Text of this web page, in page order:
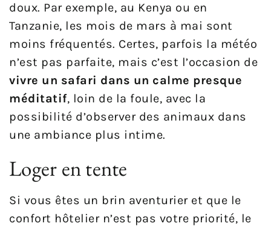
doux. Par exemple, au Kenya ou en
Tanzanie, les mois de mars à mai sont
moins fréquentés. Certes, parfois la météo
n’est pas parfaite, mais c’est l’occasion de
vivre un safari dans un calme presque
méditatif, loin de la foule, avec la
possibilité d’observer des animaux dans
une ambiance plus intime.
Loger en tente
Si vous êtes un brin aventurier et que le
confort hôtelier n’est pas votre priorité, le